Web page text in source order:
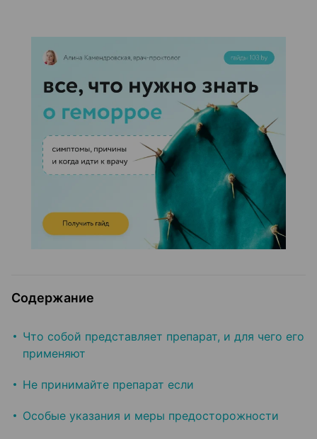
Содержание
Что собой представляет препарат, и для чего его
применяют
Не принимайте препарат если
Особые указания и меры предосторожности